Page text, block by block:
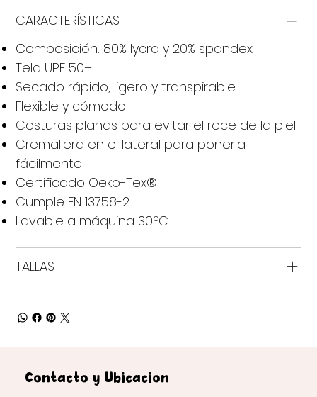
CARACTERÍSTICAS
Composición: 80% lycra y 20% spandex
Tela UPF 50+
Secado rápido, ligero y transpirable
Flexible y cómodo
Costuras planas para evitar el roce de la piel
Cremallera en el lateral para ponerla
fácilmente
Certificado Oeko-Tex®
Cumple EN 13758-2
Lavable a máquina 30ºC
TALLAS
Contacto y Ubicación